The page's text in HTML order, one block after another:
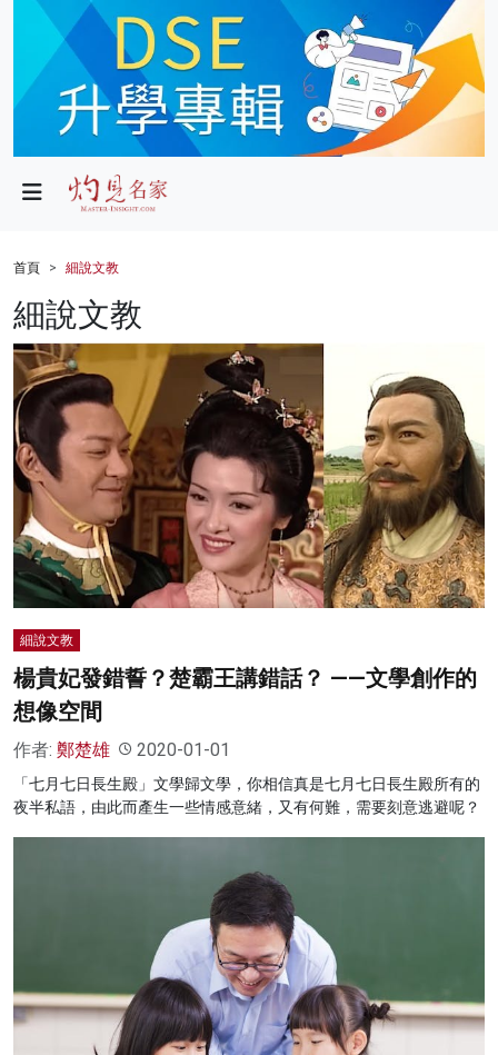
政局
財經
生活
健康
商業
科技
影片
名家榜
灼見活動
首頁 細說文教
細說文教
細說文教
楊貴妃發錯誓？楚霸王講錯話？ ——文學創作的
想像空間
作者: 鄭楚雄 2020-01-01
「七月七日長生殿」文學歸文學，你相信真是七月七日長生殿所有的
夜半私語，由此而產生一些情感意緒，又有何難，需要刻意逃避呢？